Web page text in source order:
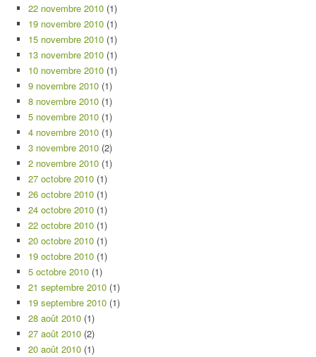
22 novembre 2010 (1)
19 novembre 2010 (1)
15 novembre 2010 (1)
13 novembre 2010 (1)
10 novembre 2010 (1)
9 novembre 2010 (1)
8 novembre 2010 (1)
5 novembre 2010 (1)
4 novembre 2010 (1)
3 novembre 2010 (2)
2 novembre 2010 (1)
27 octobre 2010 (1)
26 octobre 2010 (1)
24 octobre 2010 (1)
22 octobre 2010 (1)
20 octobre 2010 (1)
19 octobre 2010 (1)
5 octobre 2010 (1)
21 septembre 2010 (1)
19 septembre 2010 (1)
28 août 2010 (1)
27 août 2010 (2)
20 août 2010 (1)